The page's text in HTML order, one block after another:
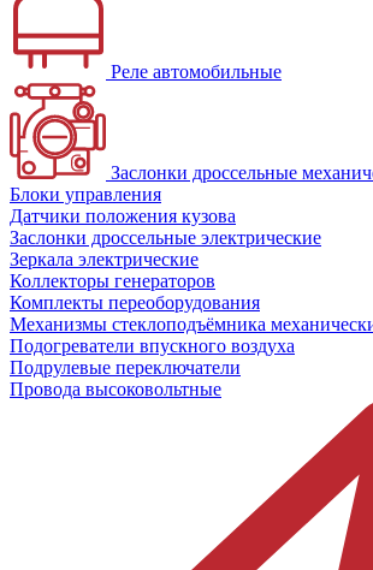
Реле автомобильные
Заслонки дроссельные
Блоки управления
Датчики положения кузова
Заслонки дроссельные электрические
Зеркала электрические
Коллекторы генераторов
Комплекты переоборудования
Механизмы стеклоподъёмника
Подогреватели впускного воздуха
Подрулевые переключатели
Провода высоковольтные